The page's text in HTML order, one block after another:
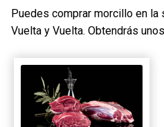
Contacto
Mi cuenta
0 productos
Puedes comprar morcillo en la
Vuelta y Vuelta. Obtendrás